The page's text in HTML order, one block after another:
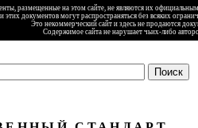
размещенные на этом сайте, не являются их
этих документов могут распространяться без всяких
Это некоммерческий сайт и здесь не продаются
Содержимое сайта не нарушает чьих-либо